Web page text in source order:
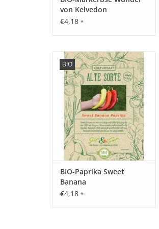
von Kelvedon
€4,18 *
BIO
Entdecken Sie unsere seltene,
historische Paprika wieder, die
fast in Vergessenheit geraten ist!
ZUM WARENKORB HINZUFÜGEN
BIO-Paprika Sweet
Banana
€4,18 *